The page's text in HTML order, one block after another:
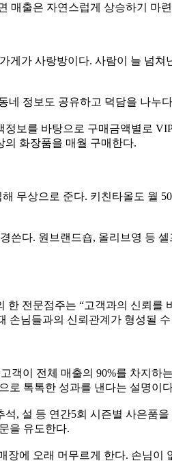
매출은 자연스럽게 상승하기 마
가 사랑방이다. 사람이 늘 넘쳐
정보도 공유하고 덕담을 나누
보를 바탕으로 구매금액별로
의 화장품을 매월 구매한다.
무상으로 준다. 키친타올도 월
다. 원브랜드숍, 올리브영 등
전문점주는 “고객과의 신뢰를
손님들과의 신뢰관계가 형성될
이 전체 매출의 90%를 차지하
로 톡톡한 성과를 낸다는 설명이
, 설 등 연간5회 시즌별 사은품
을 유도한다.
에 오래 머무르게 한다. 손님